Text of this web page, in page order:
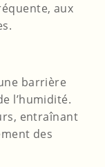
aux
barrière
l’humidité.
entraînant
des